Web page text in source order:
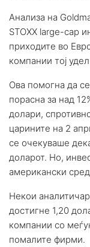
Анализа на
STOXX large-cap
приходите во
компании тој
Ова помогна да
порасна за над
долари,
царините на 2
се очекуваше
доларот. Но,
американски
Некои
достигне 1,20
компании со
помалите фирми.